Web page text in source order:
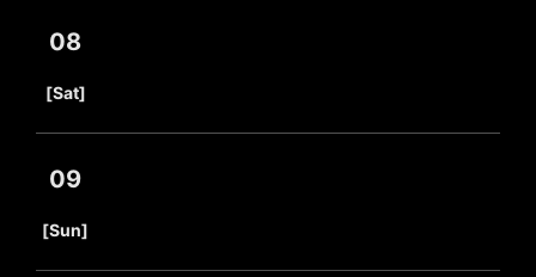
08
[Sat]
09
[Sun]